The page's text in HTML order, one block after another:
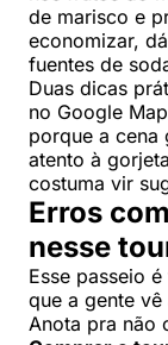
de marisco e
economizar,
fuentes de
Duas dicas
no Google
porque a cena
atento à
costuma vir
Erros
nesse
Esse passeio
que a gente
Anota pra não